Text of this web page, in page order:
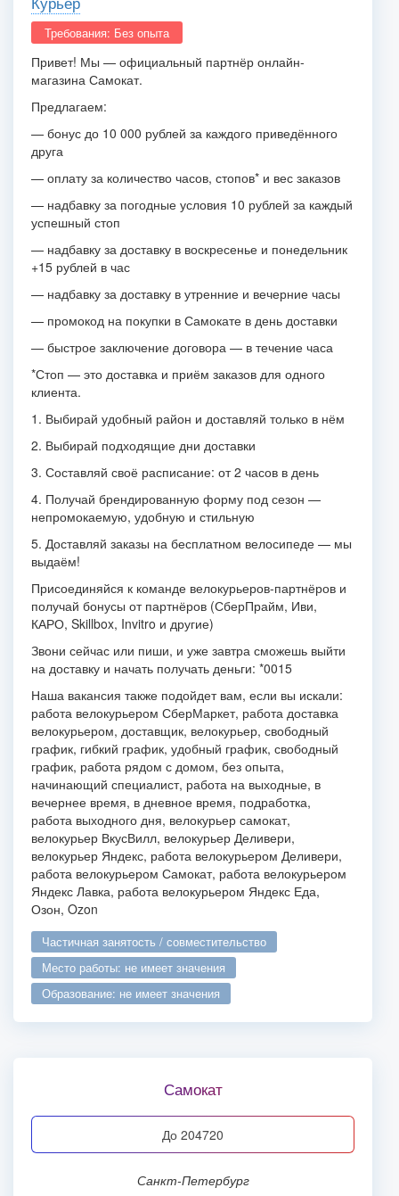
Требования: Без опыта
Привет! Мы — официальный партнёр онлайн-
магазина Самокат.
Предлагаем:
— бонус до 10 000 рублей за каждого приведённого
друга
— оплату за количество часов, стопов* и вес заказов
— надбавку за погодные условия 10 рублей за каждый
успешный стоп
— надбавку за доставку в воскресенье и понедельник
+15 рублей в час
— надбавку за доставку в утренние и вечерние часы
— промокод на покупки в Самокате в день доставки
— быстрое заключение договора — в течение часа
*Стоп — это доставка и приём заказов для одного
клиента.
1. Выбирай удобный район и доставляй только в нём
2. Выбирай подходящие дни доставки
3. Составляй своё расписание: от 2 часов в день
4. Получай брендированную форму под сезон —
непромокаемую, удобную и стильную
5. Доставляй заказы на бесплатном велосипеде — мы
выдаём!
Присоединяйся к команде велокурьеров-партнёров и
получай бонусы от партнёров (СберПрайм, Иви,
КАРО, Skillbox, Invitro и другие)
Звони сейчас или пиши, и уже завтра сможешь выйти
на доставку и начать получать деньги: *0015
Наша вакансия также подойдет вам, если вы искали:
работа велокурьером СберМаркет, работа доставка
велокурьером, доставщик, велокурьер, свободный
график, гибкий график, удобный график, свободный
график, работа рядом с домом, без опыта,
начинающий специалист, работа на выходные, в
вечернее время, в дневное время, подработка,
работа выходного дня, велокурьер самокат,
велокурьер ВкусВилл, велокурьер Деливери,
велокурьер Яндекс, работа велокурьером Деливери,
работа велокурьером Самокат, работа велокурьером
Яндекс Лавка, работа велокурьером Яндекс Еда,
Озон, Ozon
частичная занятость / совместительство
место работы: не имеет значения
образование: не имеет значения
Самокат
до 204720
Санкт-Петербург